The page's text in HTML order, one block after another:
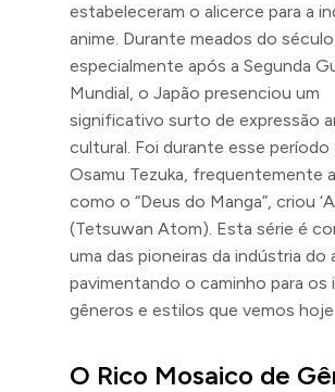
estabeleceram o alicerce para a
anime. Durante meados do
especialmente após a Segunda
Mundial, o Japão presenciou um
significativo surto de expressão
cultural. Foi durante esse período
Osamu Tezuka, frequentemente
como o “Deus do Manga”, criou
(Tetsuwan Atom). Esta série é
uma das pioneiras da indústria do
pavimentando o caminho para os
gêneros e estilos que vemos hoje.
O Rico Mosaico de